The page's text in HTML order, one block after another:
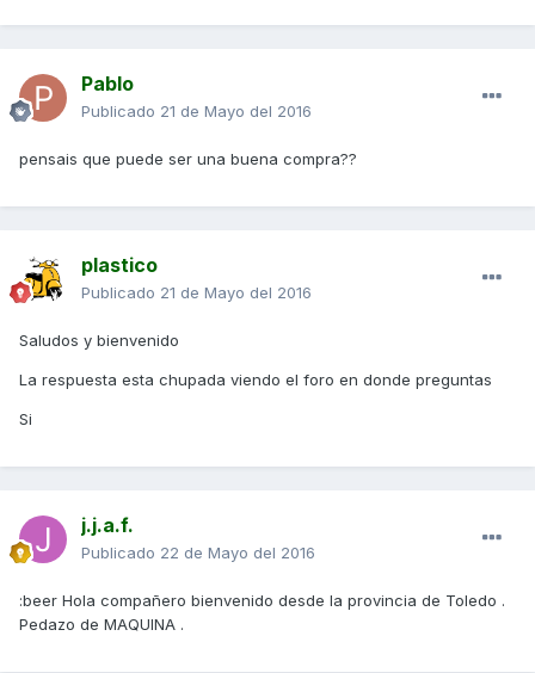
Pablo
Publicado 21 de Mayo del 2016
pensais que puede ser una buena compra??
plastico
Publicado 21 de Mayo del 2016
Saludos y bienvenido
La respuesta esta chupada viendo el foro en donde preguntas
Si
j.j.a.f.
Publicado 22 de Mayo del 2016
:beer Hola compañero bienvenido desde la provincia de Toledo .
Pedazo de MAQUINA .